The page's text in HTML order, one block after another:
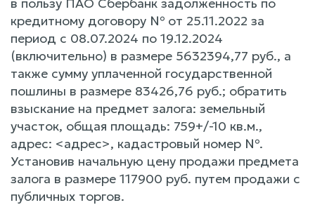
кредитному договору № от 25.11.2022 за
период с 08.07.2024 по 19.12.2024
(включительно) в размере 5632394,77 руб., а
также сумму уплаченной государственной
пошлины в размере 83426,76 руб.; обратить
взыскание на предмет залога: земельный
участок, общая площадь: 759+/-10 кв.м.,
адрес: <адрес>, кадастровый номер №.
Установив начальную цену продажи предмета
залога в размере 117900 руб. путем продажи с
публичных торгов.